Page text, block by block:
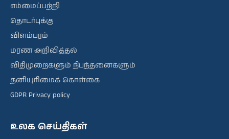
எம்மைப்பற்றி
தொடர்புக்கு
விளம்பரம்
மரண அறிவித்தல்
விதிமுறைகளும் நிபந்தனைகளும்
தனியுரிமைக் கொள்கை
GDPR Privacy policy
உலக செய்திகள்